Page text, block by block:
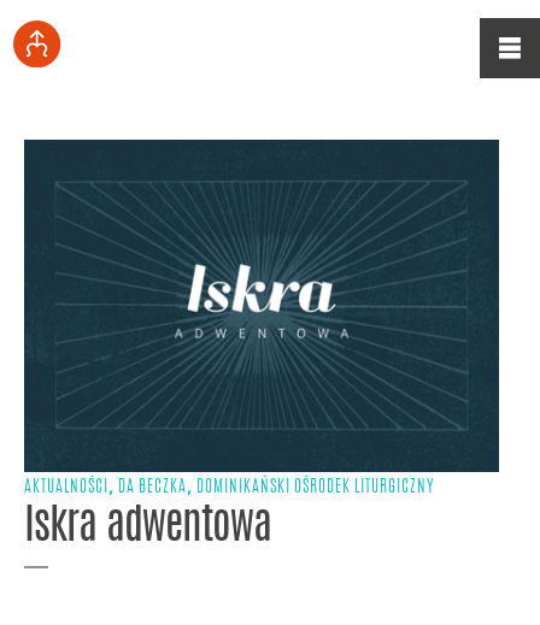
AKTUALNOŚCI , DA BECZKA, DOMINIKAŃSKI OŚRODEK LITURGICZNY
Iskra adwentowa